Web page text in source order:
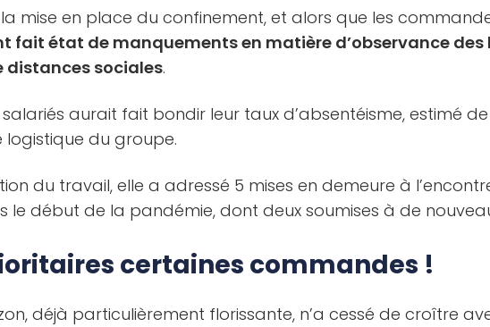
mise en place du confinement, et alors que les
fait état de manquements en matière d’observance des
distances sociales.
salariés aurait fait bondir leur taux d’absentéisme, estimé de
logistique du groupe.
du travail, elle a adressé 5 mises en demeure à
le début de la pandémie, dont deux soumises à de
certaines commandes !
déjà particulièrement florissante, n’a cessé de croître